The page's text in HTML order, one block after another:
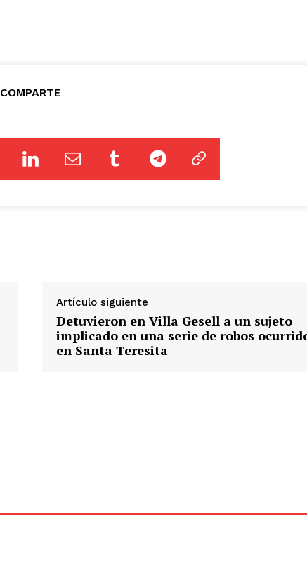
COMPARTE
Artículo siguiente
Detuvieron en Villa Gesell a un sujeto
implicado en una serie de robos
en Santa Teresita